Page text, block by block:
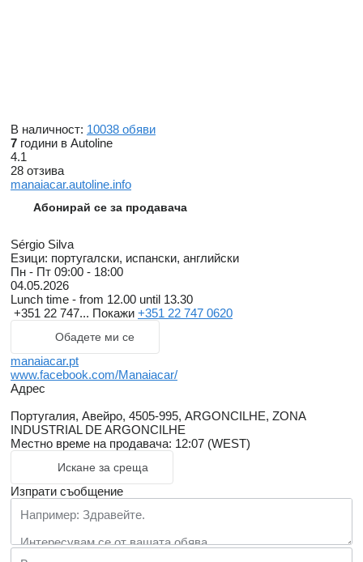
В наличност: 10038 обяви
7 години в Autoline
4.1
28 отзива
manaiacar.autoline.info
Абонирай се за продавача
Sérgio Silva
Езици: португалски, испански, английски
Пн - Пт 09:00 - 18:00
04.05.2026
Lunch time - from 12.00 until 13.30
+351 22 747... Покажи +351 22 747 0620
Обадете ми се
manaiacar.pt
www.facebook.com/Manaiacar/
Адрес
Португалия, Авейро, 4505-995, ARGONCILHE, ZONA
INDUSTRIAL DE ARGONCILHE
Местно време на продавача: 12:07 (WEST)
Искане за среща
Изпрати съобщение